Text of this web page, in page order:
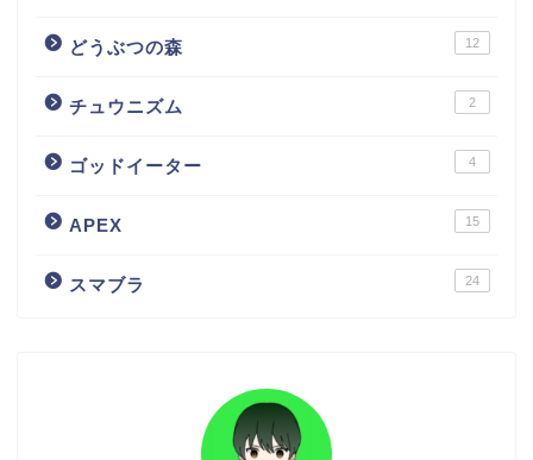
どうぶつの森 12
チュウニズム 2
ゴッドイーター 4
APEX 15
スマブラ 24